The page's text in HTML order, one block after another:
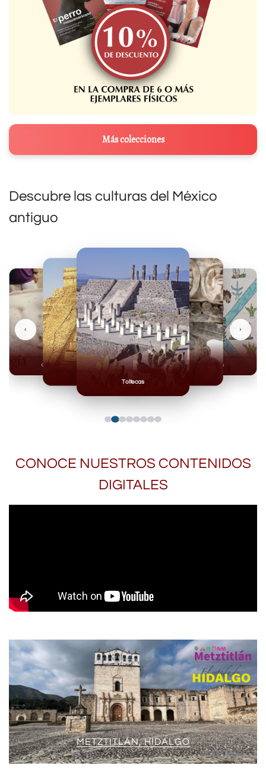
Más colecciones
Descubre las culturas del México
antiguo
Toltecas
Mexicas
Olmecas
‹ ›
CONOCE NUESTROS CONTENIDOS
DIGITALES
METZTITLÁN, HIDALGO